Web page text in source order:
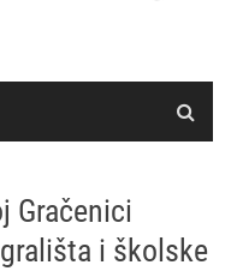
Gračenici
i školske